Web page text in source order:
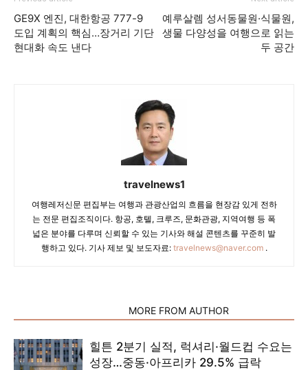
GE9X 엔진, 대한항공 777-9
도입 계획의 핵심…장거리 기단
현대화 속도 낸다
예루살렘 성서동물원·식물원,
생물 다양성을 여행으로 읽는
두 공간
travelnews1
여행레저신문 편집부는 여행과 관광산업의 흐름을 현장감 있게 전하
는 전문 편집조직이다. 항공, 호텔, 크루즈, 문화관광, 지역여행 등 폭
넓은 분야를 다루며 신뢰할 수 있는 기사와 해설 콘텐츠를 꾸준히 발
행하고 있다. 기사 제보 및 보도자료: travelnews@naver.com.
MORE FROM AUTHOR
힐튼 2분기 실적, 럭셔리·월드컵 수요는
성장…중동·아프리카 29.5% 급락